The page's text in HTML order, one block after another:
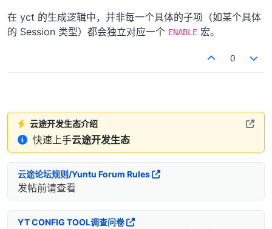
在 yct 的生成逻辑中，并非每一个具体的子项（如某个具体
的 Session 类型）都会独立对应一个 ENABLE 宏。
0
云途开发生态介绍
快速上手云途开发生态
云途论坛规则/Yuntu Forum Rules
发帖前请查看
YT CONFIG TOOL调查问卷